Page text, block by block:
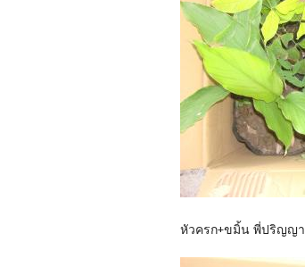
หัวครก+ขมิ้น พี่ปริญญา